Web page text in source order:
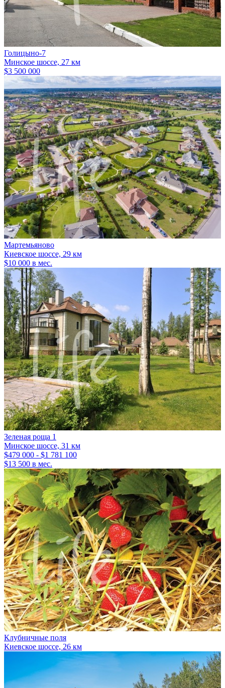
Голицыно-7
Минское шоссе, 27 км
$3 500 000
Мартемьяново
Киевское шоссе, 29 км
$10 000 в мес.
Зеленая роща 1
Минское шоссе, 31 км
$479 000 - $1 781 100
$13 500 в мес.
Клубничные поля
Киевское шоссе, 26 км